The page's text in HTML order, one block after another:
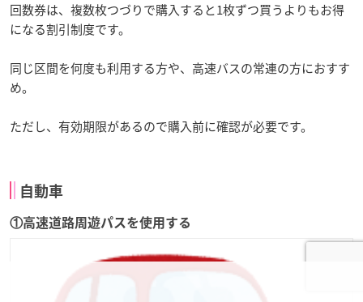
回数券は、複数枚つづりで購入すると1枚ずつ買うよりもお得
になる割引制度です。
同じ区間を何度も利用する方や、高速バスの常連の方におすす
め。
ただし、有効期限があるので購入前に確認が必要です。
自動車
①高速道路周遊パスを使用する